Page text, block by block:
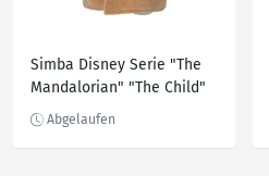
Simba Disney Serie "The
Mandalorian" "The Child"